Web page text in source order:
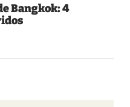
Bangkok: 4